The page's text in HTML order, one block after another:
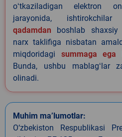
oʻtkaziladigan elektron
jarayonida,
qadamdan boshlab shaxsiy
narx taklifiga nisbatan
miqdoridagi summaga ega
Bunda, ushbu mablagʻlar
olinadi.
Muhim ma’lumotlar:
O‘zbekiston Respublikasi